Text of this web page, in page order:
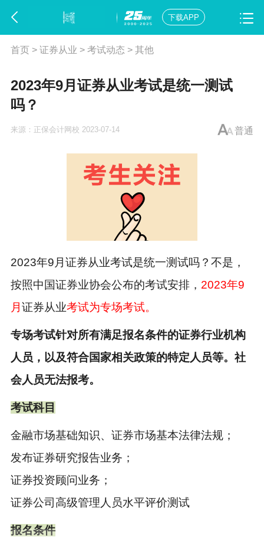
下载APP
首页> 证券从业 > 考试动态 > 其他
2023年9月证券从业考试是统一测试
吗？
普通
来源： 正保会计网校 2023-07-14
2023年9月 证券从业考试是统一测试吗？不是，
按照中国证券业协会公布的考试安排， 2023年9
月 证券从业考试为专场考试。
专场考试针对所有满足报名条件的证券行业机构
人员，以及符合国家相关政策的特定人员等。社
会人员无法报考。
考试科目
金融市场基础知识、证券市场基本法律法规；
发布证券研究报告业务；
证券投资顾问业务；
证券公司高级管理人员水平评价测试
报名条件